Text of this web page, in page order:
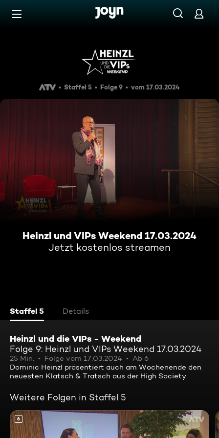
Zum Inhalt springen
Heinzl und VIPs Weekend
Staffel 5 Folge 9 vom 17.03.2024
Heinzl und VIPs Weekend 17.03.2024
Jetzt kostenlos streamen
Staffel 5 Details
Heinzl und die VIPs - Weekend
Folge 9: Heinzl und VIPs Weekend 17.03.2024
25 Min. Folge vom 17.03.2024
Ab 6
Dominic Heinzl präsentiert auch am Wochenende den
neuesten Klatsch & Tratsch aus der High Society.
Weitere Folgen in Staffel 5
6